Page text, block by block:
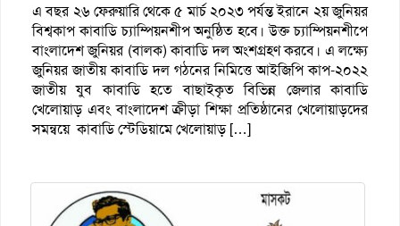
এ বছর ২৬ ফেরুয়ারি থেকে ৫ মার্চ ২০২৩ পর্যন্ত ইরানে ২য় জুনিয়র
বিশ্বকাপ কাবাডি চ্যাম্পিয়নশীপ অনুষ্ঠিত হবে। উক্ত চ্যাম্পিয়নশীপে
বাংলাদেশ জুনিয়র (বালক) কাবাডি দল অংশগ্রহণ করবে। এ লক্ষ্যে
জুনিয়র জাতীয় কাবাডি দল গঠনের নিমিত্তে আইজিপি কাপ-২০২২
জাতীয় যুব কাবাডি হতে বাছাইকৃত বিভিন্ন জেলার কাবাডি
খেলোয়াড় এবং বাংলাদেশ ক্রীড়া শিক্ষা প্রতিষ্ঠানের খেলোয়াড়দের
সমন্বয়ে কাবাডি স্টেডিয়ামে খেলোয়াড় […]